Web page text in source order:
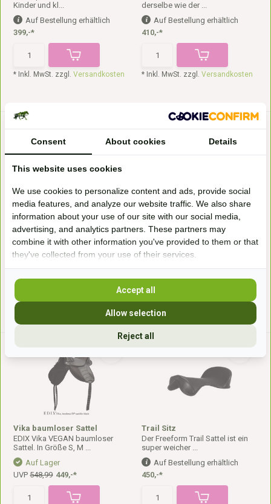
Kinder und kl...
Auf Bestellung erhältlich
399,-*
* Inkl. MwSt. zzgl.Versandkosten
derselbe wie der ...
Auf Bestellung erhältlich
410,-*
* Inkl. MwSt. zzgl. Versandkosten
Classic Sitz mit Pauschen
Der Freeform Classic Sitz ist der
erste baumlose...
Auf Bestellung erhältlich
410,-*
* Inkl. MwSt. zzgl. Versandkosten
Vika XS baumloser Sattel
Der sehr pferdefreundliche
baumlose EDIX Vika-Sa...
Auf Bestellung erhältlich
449,-*
* Inkl. MwSt. zzgl.
Vika baumloser Sattel
EDIX Vika VEGAN baumloser
Sattel. In Größe S, M ...
Auf Lager
UVP548,99 449,-*
Trail Sitz
Der Freeform Trail Sattel ist ein
super weicher ...
Auf Bestellung erhältlich
450,-*
Consent About cookies Details
This website uses cookies
We use cookies to personalize content and ads, provide social
media features, and analyze our website traffic. We also share
information about your use of our site with our social media,
advertising, and analytics partners. These partners may
combine it with other information you've provided to them or that
they've collected from your use of their services.
Reject all
Allow selection
Accept all